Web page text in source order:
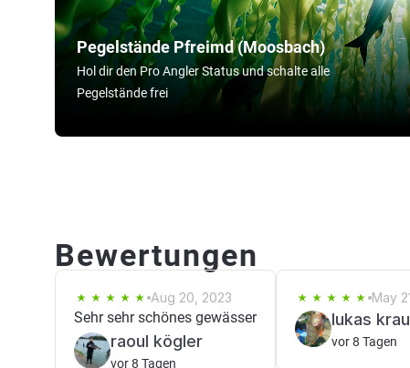
Pegelstände Pfreimd (Moosbach)
Hol dir den Pro Angler Status und schalte alle
Pegelstände frei
Bewertungen
Aug 20, 2023
Sehr sehr schönes gewässer
raoul kögler
vor 8 Tagen
May
lukas
vor 8 Tagen